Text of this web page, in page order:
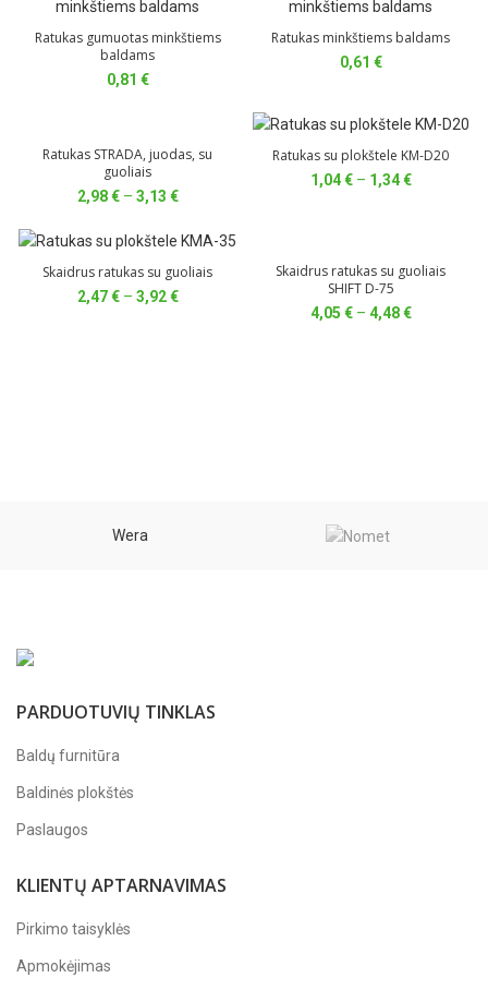
6,09 €
1,23 €
Ratukas gumuotas minkštiems
baldams
0,81 €
Ratukas minkštiems baldams
0,61 €
Ratukas STRADA, juodas, su
guoliais
2,98€ – 3,13 €Price
2,98 €
3,13 €
Ratukas su plokštele KM-D20
1,04€ – 1,34€Price
Skaidrus ratukas su guoliais
2,47€ – 3,92€Price
Skaidrus ratukas su guoliais
SHIFT D-75
4,05 € – 4,48€Price
Wera
PARDUOTUVIŲ TINKLAS
Baldų furnitūra
Baldinės plokštės
Paslaugos
KLIENTŲ APTARNAVIMAS
Pirkimo taisyklės
Apmokėjimas